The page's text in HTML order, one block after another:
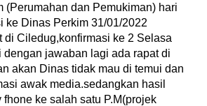
(Perumahan dan Pemukiman) hari
Dinas Perkim 31/01/2022
di Ciledug,konfirmasi ke 2 Selasa
dengan jawaban lagi ada rapat di
akan Dinas tidak mau di temui dan
awak media.sedangkan hasil
ke salah satu P.M(projek